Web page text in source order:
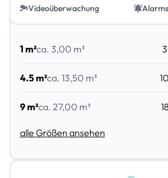
Videoüberwachung
1 m²ca. 3,00 m³
4.5 m²ca. 13,50 m³
9 m²ca. 27,00 m³
alle Größen ansehen